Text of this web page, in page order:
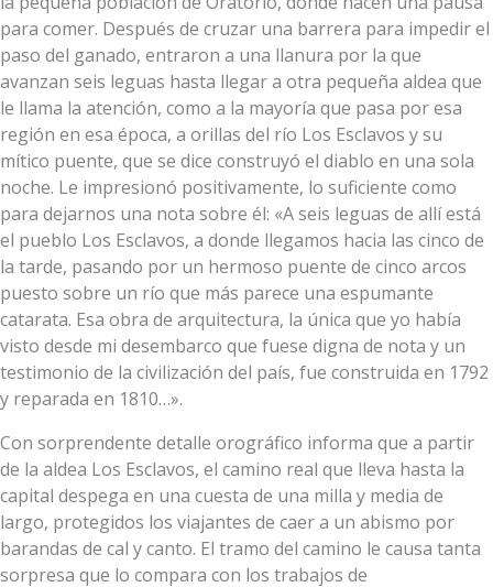
para comer. Después de cruzar una barrera para impedir el
paso del ganado, entraron a una llanura por la que
avanzan seis leguas hasta llegar a otra pequeña aldea que
le llama la atención, como a la mayoría que pasa por esa
región en esa época, a orillas del río Los Esclavos y su
mítico puente, que se dice construyó el diablo en una sola
noche. Le impresionó positivamente, lo suficiente como
para dejarnos una nota sobre él: «A seis leguas de allí está
el pueblo Los Esclavos, a donde llegamos hacia las cinco de
la tarde, pasando por un hermoso puente de cinco arcos
puesto sobre un río que más parece una espumante
catarata. Esa obra de arquitectura, la única que yo había
visto desde mi desembarco que fuese digna de nota y un
testimonio de la civilización del país, fue construida en 1792
y reparada en 1810…».
Con sorprendente detalle orográfico informa que a partir
de la aldea Los Esclavos, el camino real que lleva hasta la
capital despega en una cuesta de una milla y media de
largo, protegidos los viajantes de caer a un abismo por
barandas de cal y canto. El tramo del camino le causa tanta
sorpresa que lo compara con los trabajos de